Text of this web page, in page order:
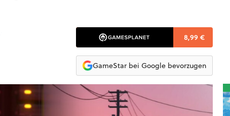
8,99 €
GameStar bei Google bevorzugen